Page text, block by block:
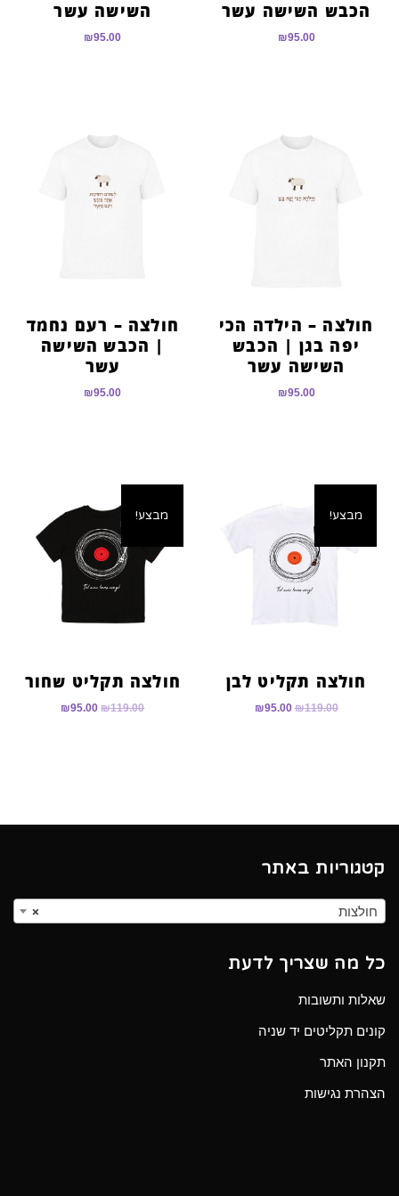
הכבש השישה עשר
₪95.00
השישה עשר
₪95.00
חולצה – הילדה הכי
יפה בגן | הכבש
השישה עשר
₪95.00
חולצה – רעם נחמד
| הכבש השישה
עשר
₪95.00
מבצע!
חולצה תקליט לבן
₪119.00
₪95.00
מבצע!
חולצה תקליט שחור
₪119.00
₪95.00
קטגוריות באתר
× חולצות
כל מה שצריך לדעת
שאלות ותשובות
קונים תקליטים יד שניה
תקנון האתר
הצהרת נגישות